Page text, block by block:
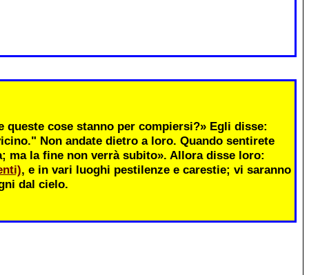
queste cose stanno per compiersi?» Egli disse:
Non andate dietro a loro. Quando sentirete
ma la fine non verrà subito». Allora disse loro:
, e in vari luoghi pestilenze e carestie; vi saranno
dal cielo.